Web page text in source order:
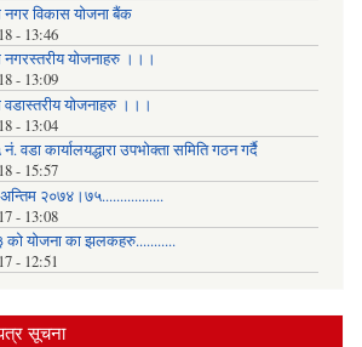
विकास योजना बैंक
- 13:46
योजनाहरु ।।।
- 13:09
योजनाहरु ।।।
- 13:04
वडा कार्यालयद्धारा उपभोक्ता समिति गठन गर्दै
- 15:57
२०७४।७५.................
- 13:08
योजना का झलकहरु...........
- 12:51
सूचना